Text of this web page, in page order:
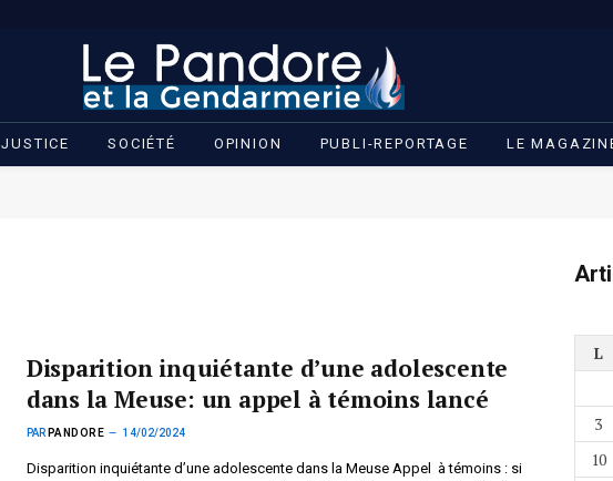
JUSTICE SOCIÉTÉ OPINION PUBLI-REPORTAGE LE
Disparition inquiétante d’une adolescente
dans la Meuse: un appel à témoins lancé
PAR PANDORE 14/02/2024
Disparition inquiétante d’une adolescente dans la Meuse Appel à témoins : si
L
3
10